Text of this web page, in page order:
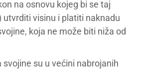
na osnovu kojeg bi se taj
utvrditi visinu i platiti naknadu
koja ne može biti niža od
svojine su u većini nabrojanih